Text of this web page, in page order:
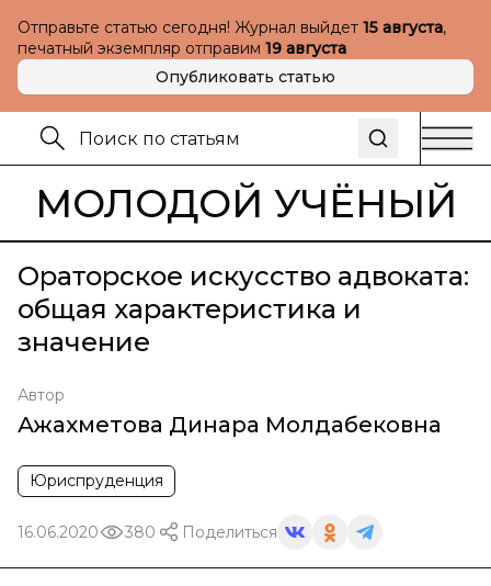
Отправьте статью сегодня! Журнал выйдет 15 августа,
печатный экземпляр отправим 19 августа
Опубликовать статью
МОЛОДОЙ УЧЁНЫЙ
Ораторское искусство адвоката:
общая характеристика и
значение
Автор
Ажахметова Динара Молдабековна
Юриспруденция
16.06.2020 380 Поделиться